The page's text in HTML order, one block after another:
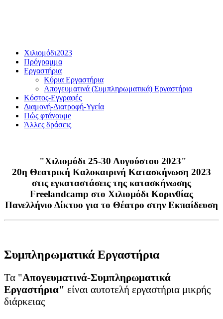
Χιλιομόδι2023
Πρόγραμμα
Εργαστήρια
Κύρια Εργαστήρια
Απογευματινά (Συμπληρωματικά) Εργαστήρια
Κόστος-Εγγραφές
Διαμονή-Διατροφή-Υγεία
Πώς φτάνουμe
Άλλες δράσεις
"Χιλιομόδι 25-30 Αυγούστου 2023"
20η Θεατρική Καλοκαιρινή Κατασκήνωση 2023
στις εγκαταστάσεις της κατασκήνωσης
Freelandcamp στο Χιλιομόδι Κορινθίας
Πανελλήνιο Δίκτυο για το Θέατρο στην Εκπαίδευση
Συμπληρωματικά Εργαστήρια
Τα "Απογευματινά-Συμπληρωματικά
Εργαστήρια" είναι αυτοτελή εργαστήρια μικρής
διάρκειας